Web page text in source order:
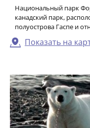
Национальный парк
канадский парк,
полуострова Гаспе и
Показать на